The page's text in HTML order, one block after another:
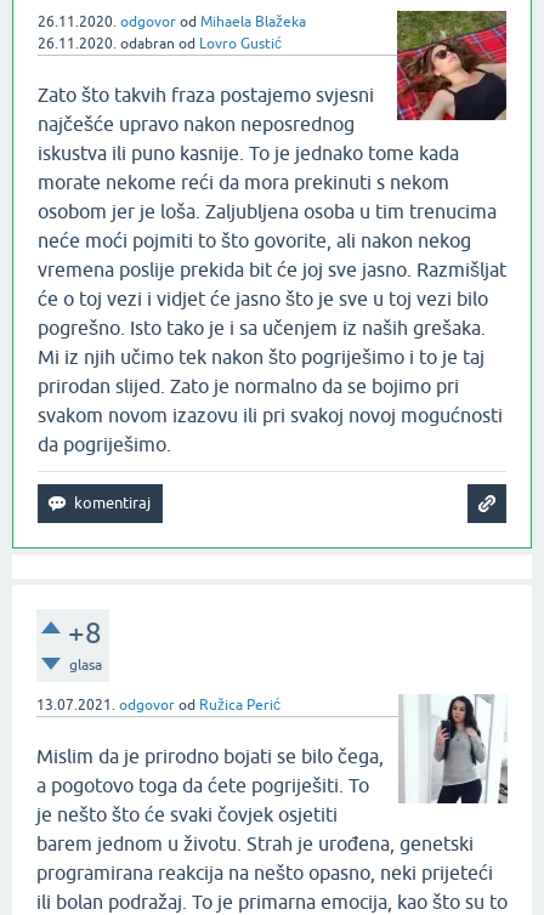
26.11.2020. odgovor od Mihaela Blažeka
26.11.2020. odabran od Lovro Gustić
Zato što takvih fraza postajemo svjesni
najčešće upravo nakon neposrednog
iskustva ili puno kasnije. To je jednako tome kada
morate nekome reći da mora prekinuti s nekom
osobom jer je loša. Zaljubljena osoba u tim trenucima
neće moći pojmiti to što govorite, ali nakon nekog
vremena poslije prekida bit će joj sve jasno. Razmišljat
će o toj vezi i vidjet će jasno što je sve u toj vezi bilo
pogrešno. Isto tako je i sa učenjem iz naših grešaka.
Mi iz njih učimo tek nakon što pogriješimo i to je taj
prirodan slijed. Zato je normalno da se bojimo pri
svakom novom izazovu ili pri svakoj novoj mogućnosti
da pogriješimo.
+8
glasa
13.07.2021. odgovor od Ružica Perić
Mislim da je prirodno bojati se bilo čega,
a pogotovo toga da ćete pogriješiti. To
je nešto što će svaki čovjek osjetiti
barem jednom u životu. Strah je urođena, genetski
programirana reakcija na nešto opasno, neki prijeteći
ili bolan podražaj. To je primarna emocija, kao što su to